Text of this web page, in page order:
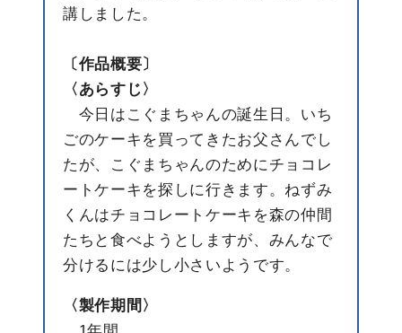
講しました。
〔作品概要〕
〈あらすじ〉
今日はこぐまちゃんの誕生日。いち
ごのケーキを買ってきたお父さんでし
たが、こぐまちゃんのためにチョコレ
ートケーキを探しに行きます。ねずみ
くんはチョコレートケーキを森の仲間
たちと食べようとしますが、みんなで
分けるには少し小さいようです。
〈製作期間〉